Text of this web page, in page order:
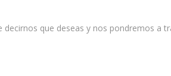
que deseas y nos pondremos a